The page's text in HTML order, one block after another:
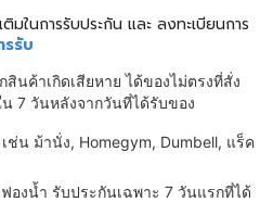
มในการรับประกัน และ ลงทะเบียนการ
รรับ
นค้าเกิดเสียหาย ได้ของไม่ตรงที่สั่ง
7 วันหลังจากวันที่ได้รับของ
ช่น ม้านั่ง, Homegym, Dumbell, แร็ค
องน้ำ รับประกันเฉพาะ 7 วันแรกที่ได้